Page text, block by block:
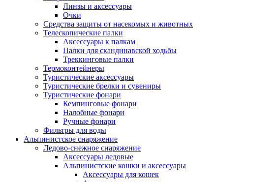
Линзы и аксессуары
Очки
Средства защиты от насекомых и животных
Телескопические палки
Аксессуары к палкам
Палки для скандинавской ходьбы
Треккинговые палки
Термоконтейнеры
Туристические аксессуары
Туристические брелки и сувениры
Туристические фонари
Кемпинговые фонари
Налобные фонари
Ручные фонари
Фильтры для воды
Альпинистское снаряжение
Ледово-снежное снаряжение
Аксессуары ледовые
Альпинистские кошки и аксессуары
Аксессуары для кошек